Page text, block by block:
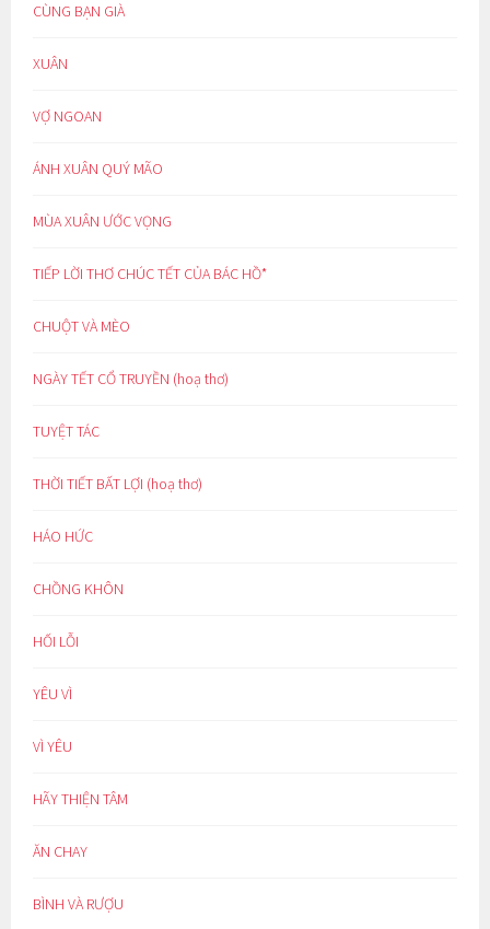
CÙNG BẠN GIÀ
XUÂN
VỢ NGOAN
ÁNH XUÂN QUÝ MÃO
MÙA XUÂN ƯỚC VỌNG
TIẾP LỜI THƠ CHÚC TẾT CỦA BÁC HỒ*
CHUỘT VÀ MÈO
NGÀY TẾT CỔ TRUYỀN (hoạ thơ)
TUYỆT TÁC
THỜI TIẾT BẤT LỢI (hoạ thơ)
HÁO HỨC
CHỒNG KHÔN
HỐI LỖI
YÊU VÌ
VÌ YÊU
HÃY THIỆN TÂM
ĂN CHAY
BÌNH VÀ RƯỢU